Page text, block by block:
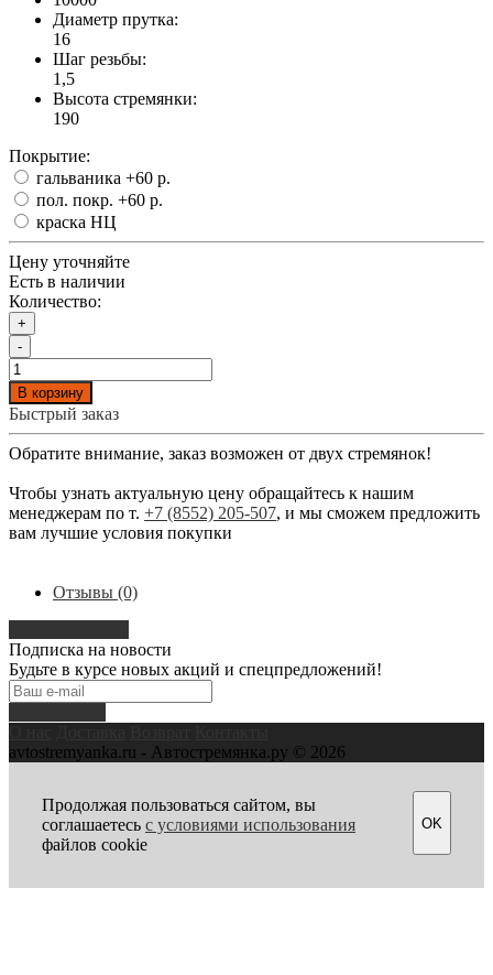
Диаметр прутка:
16
Шаг резьбы:
1,5
Высота стремянки:
190
Покрытие:
гальваника +60 р.
пол. покр. +60 р.
краска НЦ
Цену уточняйте
Есть в наличии
Количество:
+
-
В корзину
Быстрый заказ
Обратите внимание, заказ возможен от двух стремянок!
Чтобы узнать актуальную цену обращайтесь к нашим
менеджерам по т. +7 (8552) 205-507, и мы сможем предложить
вам лучшие условия покупки
Отзывы (0)
Подписка на новости
Будьте в курсе новых акций и спецпредложений!
avtostremyanka.ru - Автостремянка.ру © 2026
Продолжая пользоваться сайтом, вы
соглашаетесь с условиями использования
файлов cookie
OK